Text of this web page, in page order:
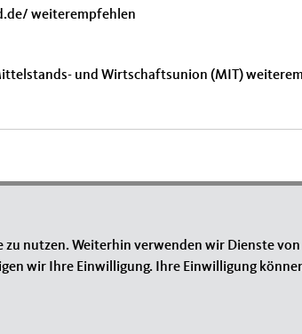
weiterempfehlen
und Wirtschaftsunion (MIT)
nutzen. Weiterhin verwenden wir Dienste
wir Ihre Einwilligung. Ihre Einwilligung